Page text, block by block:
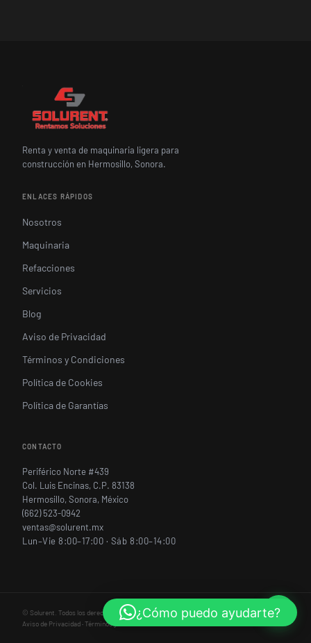
Renta y venta de maquinaria ligera para
construcción en Hermosillo, Sonora.
ENLACES RÁPIDOS
Nosotros
Maquinaria
Refacciones
Servicios
Blog
Aviso de Privacidad
Términos y Condiciones
Política de Cookies
Política de Garantías
CONTACTO
Periférico Norte #439
Col. Luis Encinas, C.P. 83138
Hermosillo, Sonora, México
(662) 523-0942
ventas@solurent.mx
Lun–Vie 8:00–17:00 · Sáb 8:00–14:00
© Solurent. Todos los derechos reservados.
Aviso de Privacidad·Términos y Condiciones
¿Cómo puedo ayudarte?